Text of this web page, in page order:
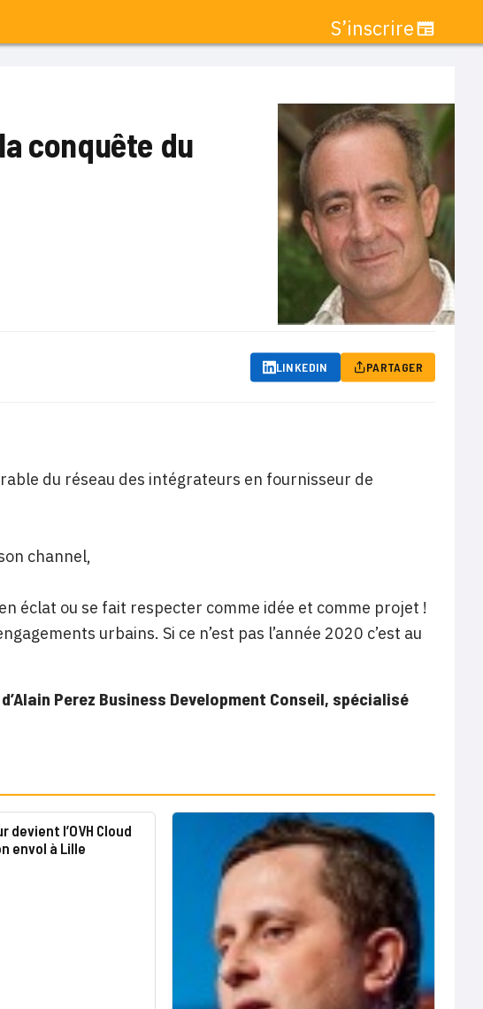
S’inscrire
la conquête du
LINKEDIN PARTAGER
du réseau des intégrateurs en fournisseur de
channel,
en éclat ou se fait respecter comme idée et comme projet !
urbains. Si ce n’est pas l’année 2020 c’est au
Perez Business Development Conseil, spécialisé
devient l’OVH Cloud
envol à Lille